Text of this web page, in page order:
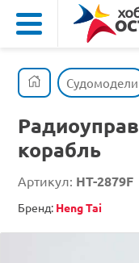
Судомодели
корабль
Артикул: HT-2879F
Бренд: Heng Tai